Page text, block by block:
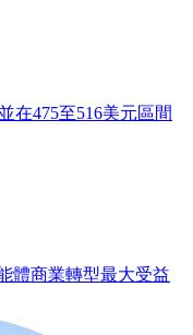
在475至516美元區間
體商業轉型最大受益